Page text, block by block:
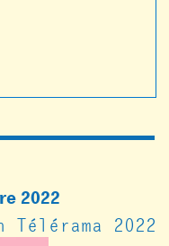
2022
2022